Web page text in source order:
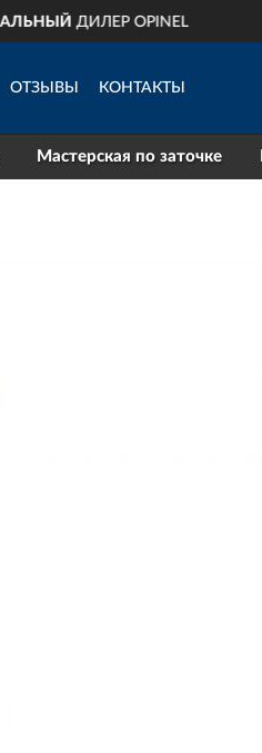
ОТЗЫВЫ КОНТАКТЫ
Мастерская по заточке